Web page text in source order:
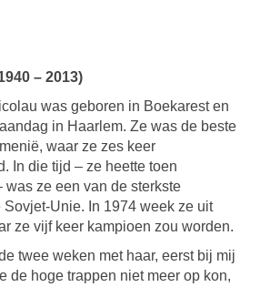
– 2013)
was geboren in Boekarest en
in Haarlem. Ze was de beste
waar ze zes keer
In die tijd – ze heette toen
ze een van de sterkste
Unie. In 1974 week ze uit
ze vijf keer kampioen zou worden.
twee weken met haar, eerst bij mij
de hoge trappen niet meer op kon,